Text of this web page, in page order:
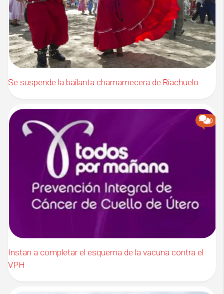
Se suspende la bailanta chamamecera de Riachuelo
0
Instan a completar el esquema de la vacuna contra el
VPH